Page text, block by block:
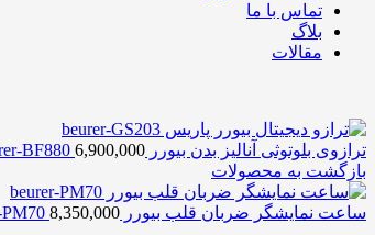
تماس با ما
بلاگ
مقالات
ترازوی بلوتوثی آنالیز بدن بیورر beurer-BF880 6,900,000
بازگشت به محصولات
ساعت نمایشگر ضربان قلب بیورر beurer-PM70 8,350,000